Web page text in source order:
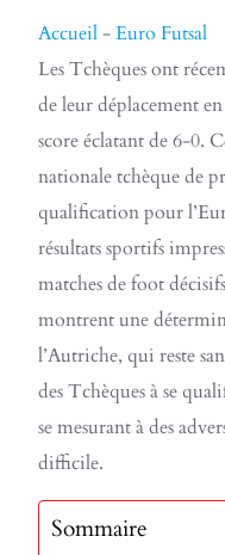
Accueil-Euro Futsal
Les Tchèques ont
de leur déplacement
score éclatant de 6-0.
nationale tchèque de
qualification pour
résultats sportifs
matches de foot
montrent une
l’Autriche, qui reste
des Tchèques à se
se mesurant à des
difficile.
Sommaire